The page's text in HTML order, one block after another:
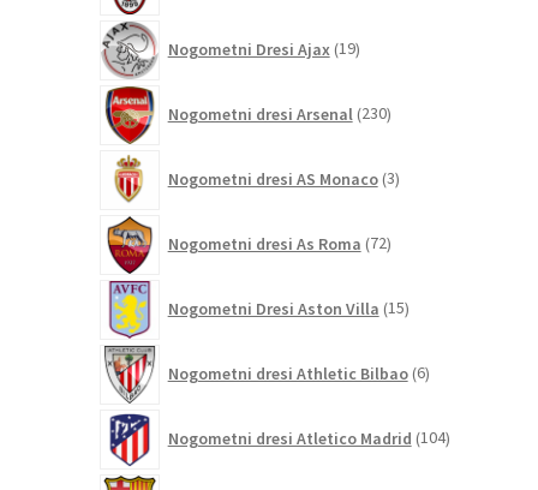
Nogometni Dresi Ajax 19izdelkov
Nogometni dresi Arsenal 230izdelkov
Nogometni dresi AS Monaco 3izdelki
Nogometni dresi As Roma 72izdelkov
Nogometni Dresi Aston Villa 15izdelkov
Nogometni dresi Athletic Bilbao 6izdelkov
Nogometni dresi Atletico Madrid 104izdelki